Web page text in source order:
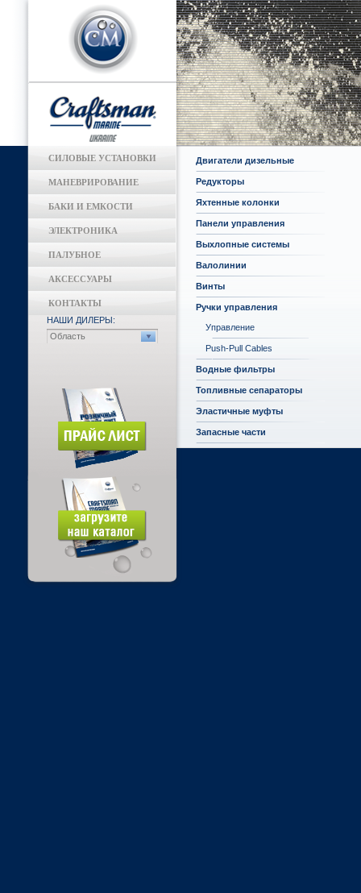
НАШИ ДИЛЕРЫ:
Область
Двигатели дизельные
Редукторы
Яхтенные колонки
Панели управления
Выхлопные системы
Валолинии
Винты
Ручки управления
Управление
Push-Pull Cables
Водные фильтры
Топливные сепараторы
Эластичные муфты
Запасные части
СИЛОВЫЕ УСТАНОВКИ
МАНЕВРИРОВАНИЕ
БАКИ И ЕМКОСТИ
ЭЛЕКТРОНИКА
ПАЛУБНОЕ
АКСЕССУАРЫ
КОНТАКТЫ